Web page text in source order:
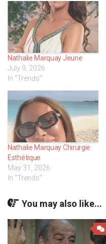
Nathalie Marquay Jeune
July 9, 2026
In "Trends"
Nathalie Marquay Chirurgie
Esthétique
May 31, 2026
In "Trends"
You may also like...